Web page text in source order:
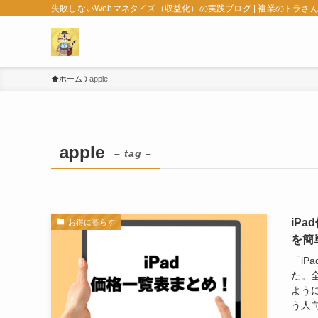
失敗しないWebマネタイズ（収益化）の実践ブログ | 複業のトラさん
ホーム apple
apple – tag –
お得に暮らす
iPad
を簡
「
た。
よう
う人